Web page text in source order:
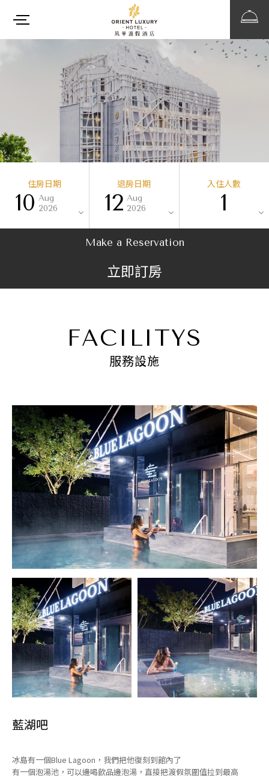
住房日期
10 Aug
2026
退房日期
12 Aug
2026
入住人數
1
Make a Reservation
立即訂房
FACILITYS
服務設施
藍湖吧
冰島有一個Blue Lagoon，我們把他復刻到館內了
有一個泡湯池，可以邊喝飲品邊泡湯，直接把渡假氛圍值拉到最高